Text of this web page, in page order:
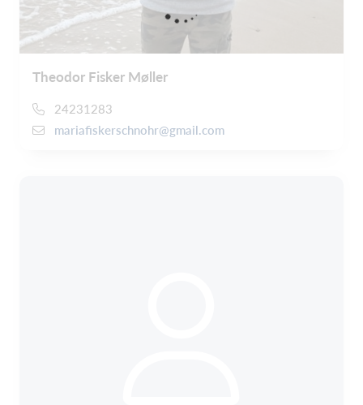
Theodor Fisker Møller
24231283
mariafiskerschnohr@gmail.com